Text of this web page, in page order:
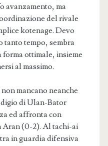
avanzamento, ma
del rivale
kotenage. Devo
tanto tempo, sembra
ottimale, insieme
al massimo.
mancano neanche
di Ulan-Bator
ed affronta con
Aran (0-2). Al tachi-ai
in guardia difensiva